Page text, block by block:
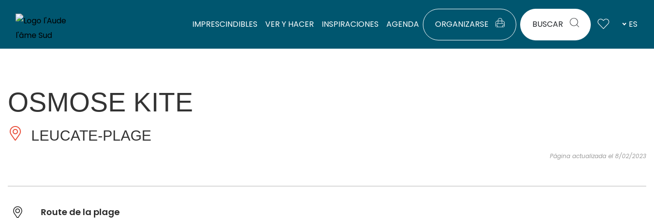
IMPRESCINDIBLES VER Y HACER INSPIRACIONES AGENDA ORGANIZARSE BUSCAR ES
OSMOSE KITE
LEUCATE-PLAGE
Página actualizada el 8/02/2023
Route de la plage